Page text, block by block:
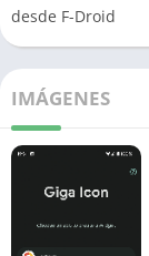
desde F-Droid
IMÁGENES